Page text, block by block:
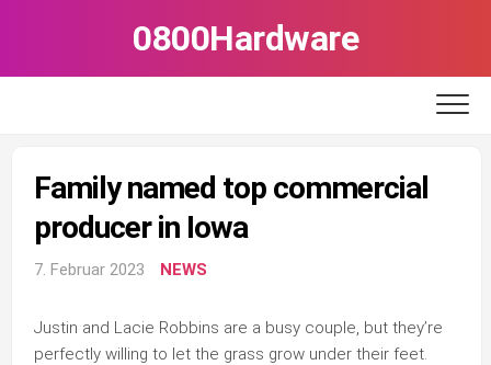
0800Hardware
Family named top commercial
producer in Iowa
7. Februar 2023 NEWS
Justin and Lacie Robbins are a busy couple, but they’re
perfectly willing to let the grass grow under their feet.